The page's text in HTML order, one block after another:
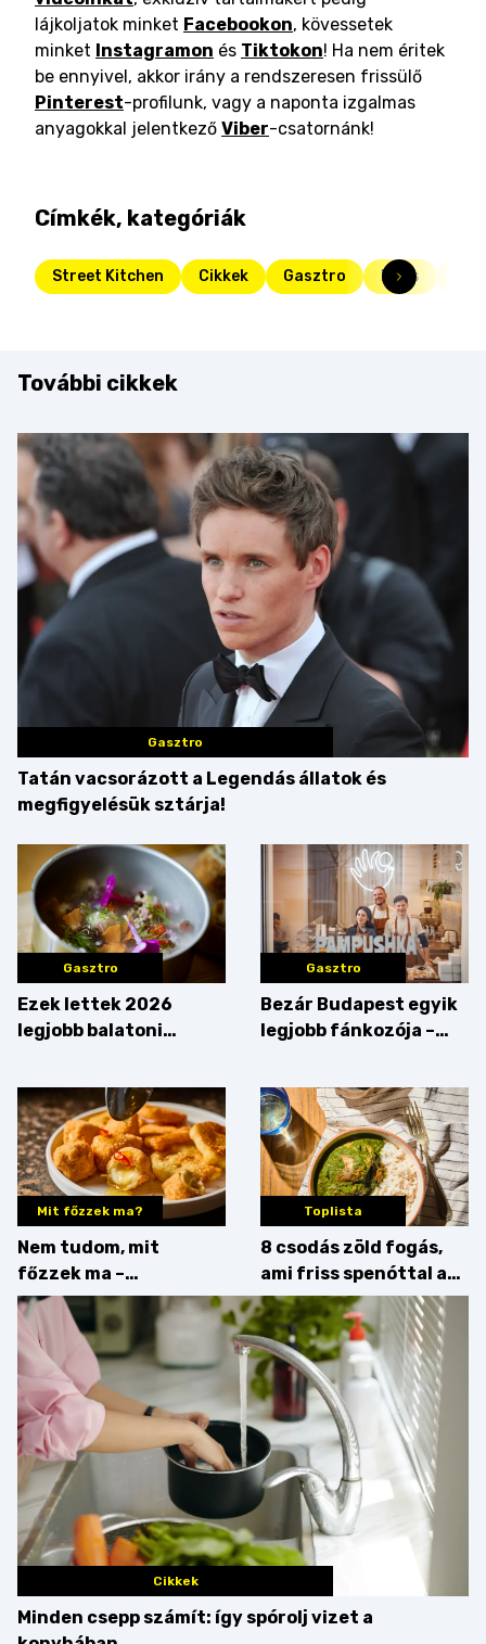
lájkoljatok minket Facebookon, kövessetek
minket Instagramon és Tiktokon! Ha nem éritek
be ennyivel, akkor irány a rendszeresen frissülő
Pinterest-profilunk, vagy a naponta izgalmas
anyagokkal jelentkező Viber-csatornánk!
Címkék, kategóriák
Street Kitchen Cikkek Gasztro Friss
További cikkek
Gasztro
Tatán vacsorázott a Legendás állatok és
megfigyelésük sztárja!
Gasztro
Ezek lettek 2026
legjobb balatoni
végigkóstoltuk a
győzteseket
Gasztro
Bezár Budapest egyik
legjobb fánkozója –
Mit főzzek ma?
Nem tudom, mit
főzzek ma –
Főszerepben a
camembert
Toplista
8 csodás zöld fogás,
ami friss spenóttal az
igazi
Cikkek
Minden csepp számít: így spórolj vizet a